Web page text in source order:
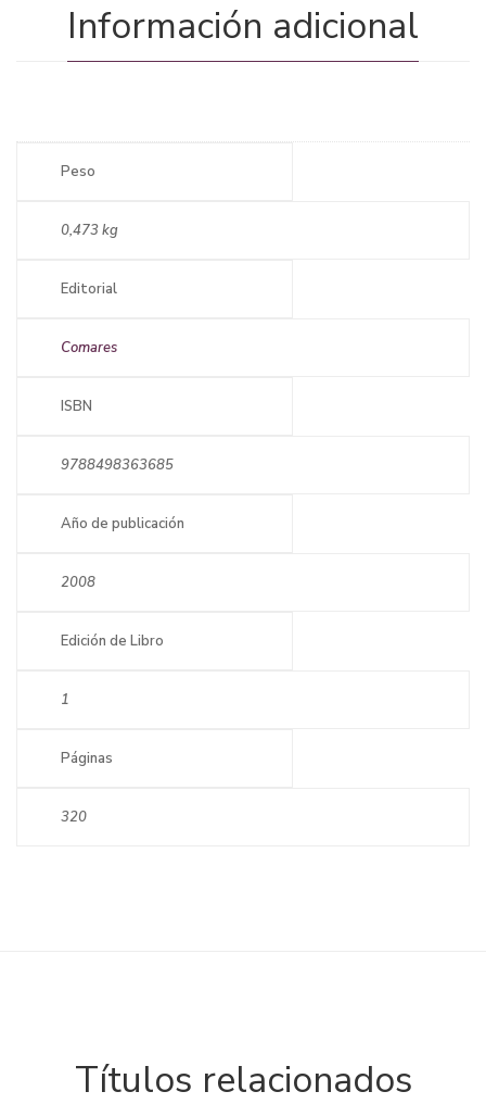
Información adicional
Peso
0,473 kg
Editorial
Comares
ISBN
9788498363685
Año de publicación
2008
Edición de Libro
1
Páginas
320
Títulos relacionados